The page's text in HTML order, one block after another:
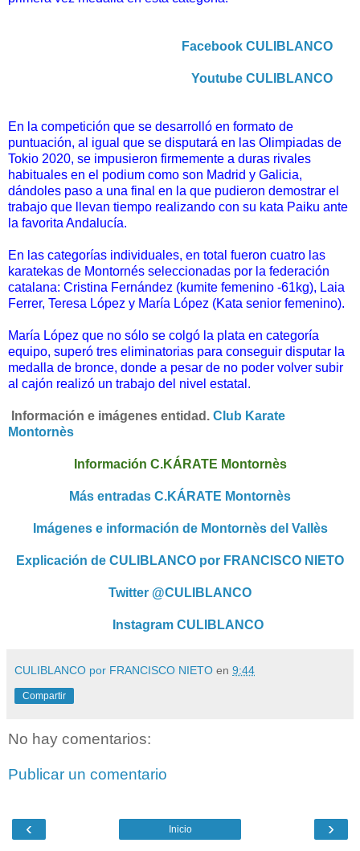
Facebook CULIBLANCO
Youtube CULIBLANCO
En la competición que se desarrolló en formato de
puntuación, al igual que se disputará en las Olimpiadas de
Tokio 2020, se impusieron firmemente a duras rivales
habituales en el podium como son Madrid y Galicia,
dándoles paso a una final en la que pudieron demostrar el
trabajo que llevan tiempo realizando con su kata Paiku ante
la favorita Andalucía.
En las categorías individuales, en total fueron cuatro las
karatekas de Montornés seleccionadas por la federación
catalana: Cristina Fernández (kumite femenino -61kg), Laia
Ferrer, Teresa López y María López (Kata senior femenino).
María López que no sólo se colgó la plata en categoría
equipo, superó tres eliminatorias para conseguir disputar la
medalla de bronce, donde a pesar de no poder volver subir
al cajón realizó un trabajo del nivel estatal.
nformación e imágenes entidad. Club Karate
Montornès
Información C.KÁRATE Montornès
Más entradas C.KÁRATE Montornès
Imágenes e información de Montornès del Vallès
Explicación de CULIBLANCO por FRANCISCO NIETO
Twitter @CULIBLANCO
Instagram CULIBLANCO
CULIBLANCO por FRANCISCO NIETO en 9:44
Compartir
No hay comentarios:
Publicar un comentario
‹ ›
Inicio